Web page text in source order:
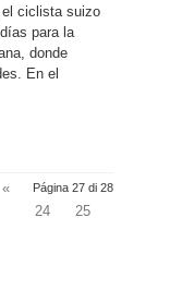
el ciclista suizo
para la
donde
En el
Página 27 di 28
«
24
25